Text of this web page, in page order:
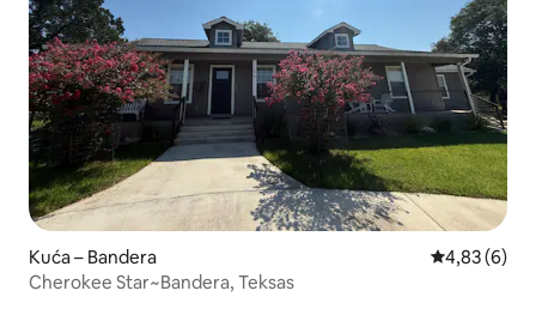
Kuća – Bandera Prosječna
4,83 (6)
Cherokee Star~Bandera, Teksas